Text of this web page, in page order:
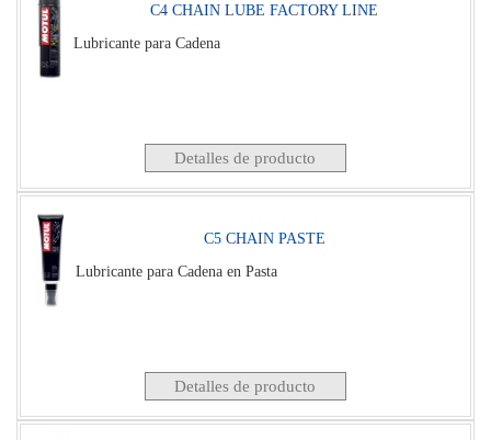
C4 CHAIN LUBE FACTORY LINE
Lubricante para Cadena
Detalles de producto
C5 CHAIN PASTE
Lubricante para Cadena en Pasta
Detalles de producto